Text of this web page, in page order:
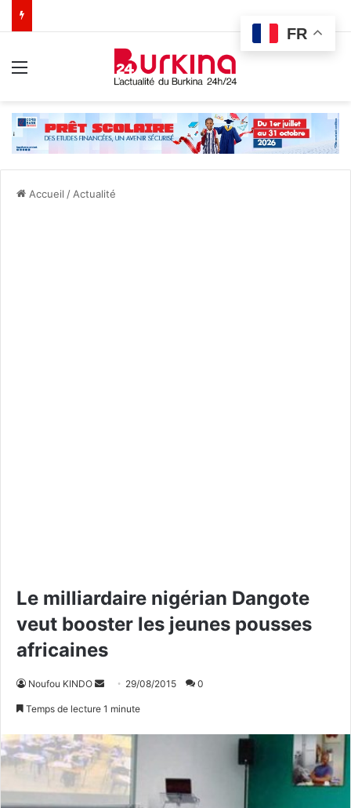
Accueil / Actualité
Le milliardaire nigérian Dangote
veut booster les jeunes pousses
africaines
Noufou KINDO
y
e
r
29/08/2015 0
Temps de lecture 1 minute
FR